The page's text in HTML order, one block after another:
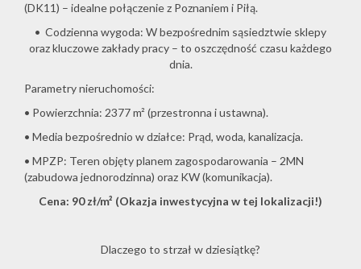
(DK11) – idealne połączenie z Poznaniem i Piłą.
• Codzienna wygoda: W bezpośrednim sąsiedztwie sklepy
oraz kluczowe zakłady pracy – to oszczędność czasu każdego
dnia.
Parametry nieruchomości:
• Powierzchnia: 2377 m² (przestronna i ustawna).
• Media bezpośrednio w działce: Prąd, woda, kanalizacja.
• MPZP: Teren objęty planem zagospodarowania – 2MN
(zabudowa jednorodzinna) oraz KW (komunikacja).
Cena: 90 zł/m² (Okazja inwestycyjna w tej lokalizacji!)
Dlaczego to strzał w dziesiątkę?